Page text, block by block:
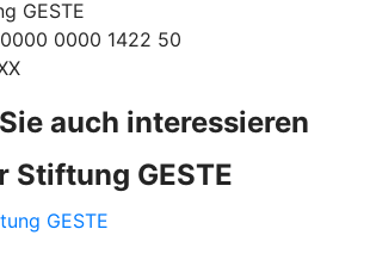
GESTE
0000 1422 50
auch interessieren
Stiftung GESTE
GESTE